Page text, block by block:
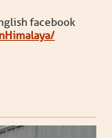
facebook